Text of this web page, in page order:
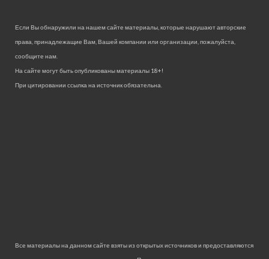
Если Вы обнаружили на нашем сайте материалы, которые нарушают авторские
права, принадлежащие Вам, Вашей компании или организации, пожалуйста,
сообщите нам.
На сайте могут быть опубликованы материалы 18+!
При цитировании ссылка на источник обязательна.
Все материалы на данном сайте взяты из открытых источников и предоставляются